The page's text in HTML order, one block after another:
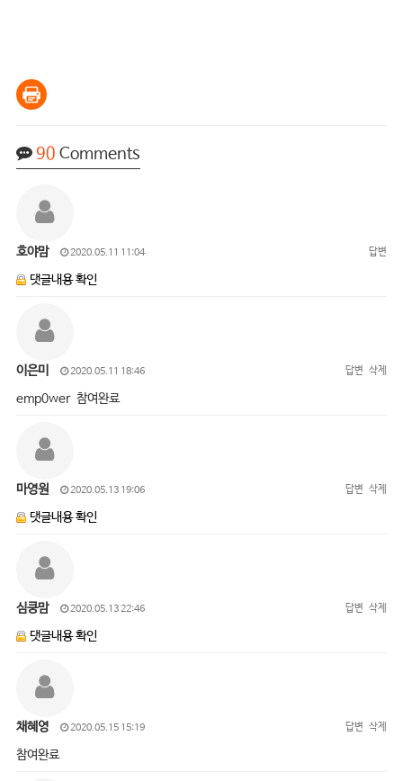
90 Comments
호야맘 2020.05.11 11:04 답변
댓글내용 확인
이은미 2020.05.11 18:46 답변 삭제
emp0wer 참여완료
마영원 2020.05.13 19:06 답변 삭제
댓글내용 확인
심쿵맘 2020.05.13 22:46 답변 삭제
댓글내용 확인
채혜영 2020.05.15 15:19 답변 삭제
참여완료